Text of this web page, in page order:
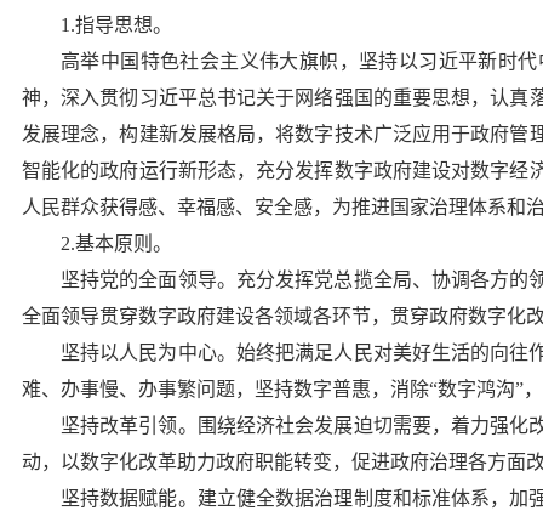
1.指导思想。
高举中国特色社会主义伟大旗帜，坚持以习近平新时
神，深入贯彻习近平总书记关于网络强国的重要思想，认
发展理念，构建新发展格局，将数字技术广泛应用于政府
智能化的政府运行新形态，充分发挥数字政府建设对数字
人民群众获得感、幸福感、安全感，为推进国家治理体系和
2.基本原则。
坚持党的全面领导。 充分发挥党总揽全局、协调各方的
全面领导贯穿数字政府建设各领域各环节，贯穿政府数字化
坚持以人民为中心。 始终把满足人民对美好生活的向往
难、办事慢、办事繁问题，坚持数字普惠，消除“数字鸿沟”
坚持改革引领。
围绕经济社会发展迫切需要，着力强化
动，以数字化改革助力政府职能转变，促进政府治理各方面
坚持数据赋能。 建立健全数据治理制度和标准体系，加